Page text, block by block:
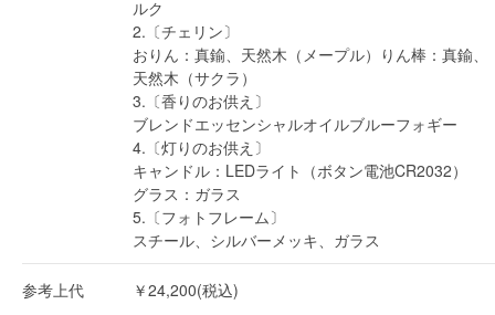
ルク
2.〔チェリン〕
おりん：真鍮、天然木（メープル）りん棒：真鍮、
天然木（サクラ）
3.〔香りのお供え〕
ブレンドエッセンシャルオイルブルーフォギー
4.〔灯りのお供え〕
キャンドル：LEDライト（ボタン電池CR2032）
グラス：ガラス
5.〔フォトフレーム〕
スチール、シルバーメッキ、ガラス
参考上代 ￥24,200(税込)